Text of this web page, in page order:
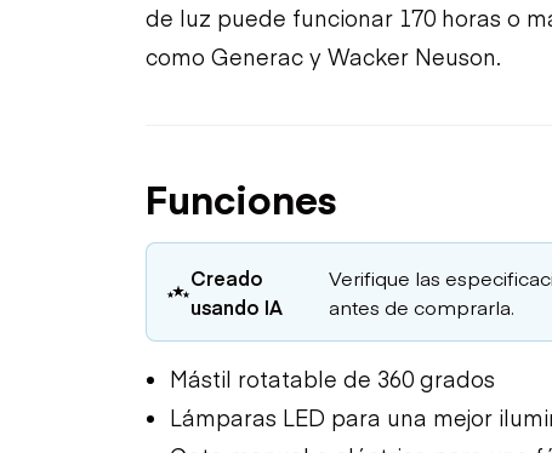
de luz puede funcionar 170 horas o
como Generac y Wacker Neuson.
Funciones
Creado
usando IA
Verifique las
antes de comprarla.
Mástil rotatable de 360 grados
Lámparas LED para una mejor